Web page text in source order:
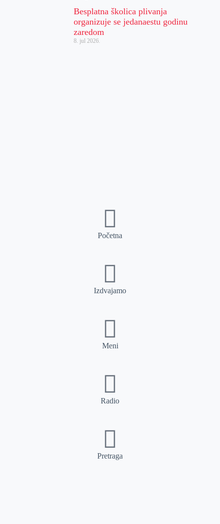
Besplatna školica plivanja
organizuje se jedanaestu godinu
zaredom
8. jul 2026.
Početna
Izdvajamo
Meni
Radio
Pretraga